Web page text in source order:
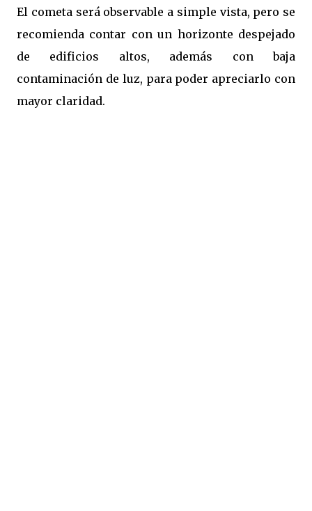
El cometa será observable a simple vista, pero se
recomienda contar con un horizonte despejado
de edificios altos, además con baja
contaminación de luz, para poder apreciarlo con
mayor claridad.